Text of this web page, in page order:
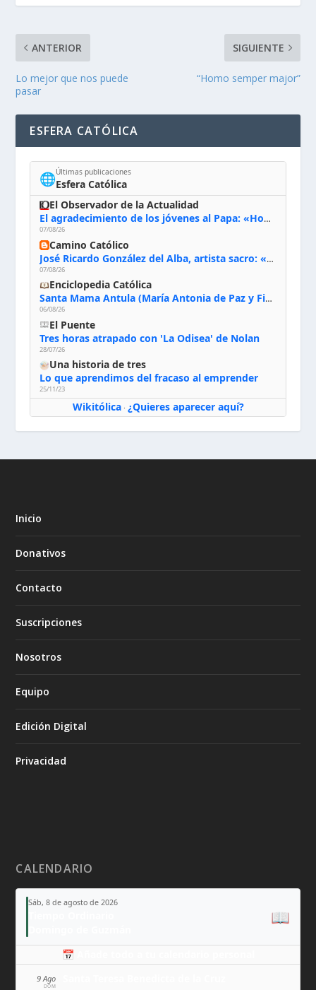
ANTERIOR
Lo mejor que nos puede
pasar
SIGUIENTE
“Homo semper major”
ESFERA CATÓLICA
🌐Últimas publicaciones
Esfera Católica
El Observador de la Actualidad
El agradecimiento de los jóvenes al Papa: «Hoy nos sentimos Iglesia»
07/08/26
Camino Católico
José Ricardo González del Alba, artista sacro: «Yo oro, hablo con Dios, le pido al Espíritu Santo su inspiración y siempre pinto rezando el rosario para que sea Él quien actúe a través de mis manos»
07/08/26
Enciclopedia Católica
Santa Mama Antula (María Antonia de Paz y Figueroa)
06/08/26
El Puente
Tres horas atrapado con 'La Odisea' de Nolan
28/07/26
Una historia de tres
Lo que aprendimos del fracaso al emprender
25/11/23
Wikitólica· ¿Quieres aparecer aquí?
Inicio
Donativos
Contacto
Suscripciones
Nosotros
Equipo
Edición Digital
Privacidad
CALENDARIO
Sáb, 8 de agosto de 2026
📖
📅 Añade todo a tu calendario personal
9 Ago
DOM